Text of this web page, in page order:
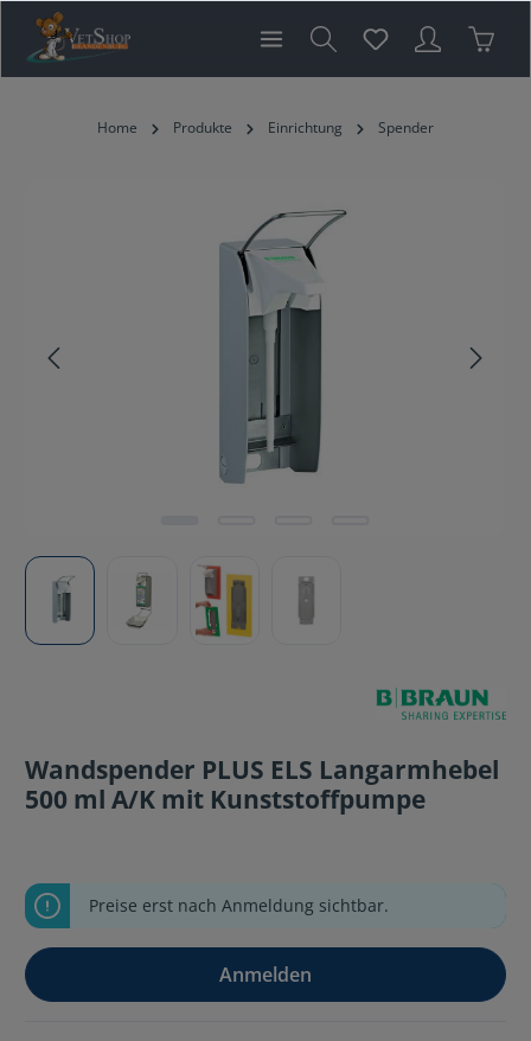
springen
Home Produkte Einrichtung Spender
Wandspender PLUS ELS Langarmhebel
500 ml A/K mit Kunststoffpumpe
Preise erst nach Anmeldung sichtbar.
Anmelden